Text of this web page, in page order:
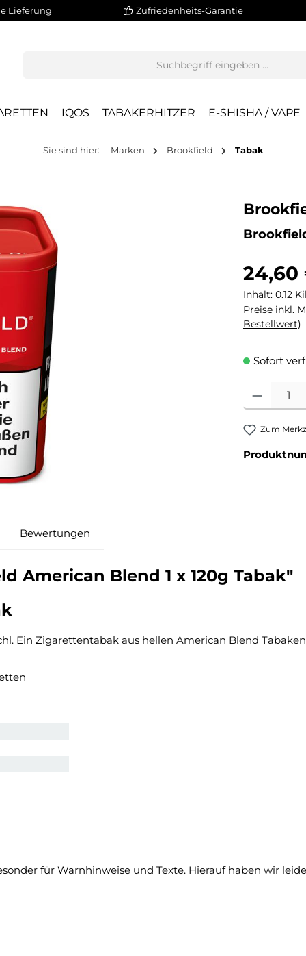
Lieferung Zufriedenheits-Garantie
IQOS TABAKERHITZER E-SHISHA / VAPE
Sie sind hier: Marken Brookfield Tabak
24,60
Inhalt: 0.12
Preise inkl.
Bestellwert)
Sofort
Zum
Bewertungen
American Blend 1 x 120g Tabak"
Ein Zigarettentabak aus hellen American Blend
für Warnhinweise und Texte. Hierauf haben wir